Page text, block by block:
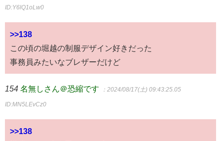
ID:Y6lQ1oLw0
>>138
この頃の堀越の制服デザイン好きだった
事務員みたいなブレザーだけど
154 名無しさん＠恐縮です ：2024/08/17(土) 09:43:25.05
ID:MN5LEvCz0
>>138